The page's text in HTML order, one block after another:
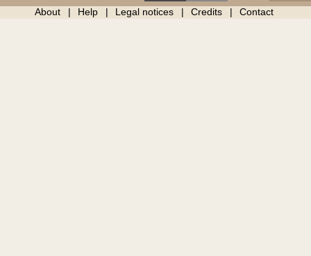
About Help Legal notices Credits Contact